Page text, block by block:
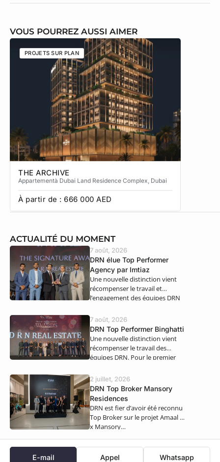
VOUS POURREZ AUSSI AIMER
PROJETS SUR PLAN
THE ARCHIVE
Appartementà Dubai Land Residence Complex , Dubai
À partir de : 666 000 AED
ACTUALITÉ DU MOMENT
7 août, 2026
DRN élue Top Performer
Agency par Imtiaz
Une nouvelle distinction vient
récompenser le travail et
l’engagement des équipes DRN
7 août, 2026
DRN Top Performer Binghatti
Une nouvelle distinction vient
récompenser le travail des
équipes DRN. Pour le premier
2 juillet, 2026
DRN Top Broker Mansory
Residences
DRN est fier d’avoir été reconnu
Top Broker sur le projet Amaal 8
x Mansory…
E-mail Appel Whatsapp